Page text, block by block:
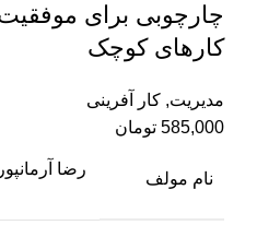
چارچوبی برای
کارهای کوچک
مدیریت, کار آفرینی
585,000 تومان
نام مولف
رضا